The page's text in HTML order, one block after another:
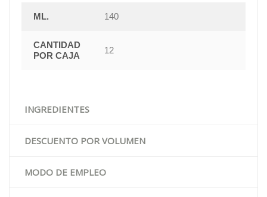
ML. 140
CANTIDAD
POR CAJA
12
INGREDIENTES
DESCUENTO POR VOLUMEN
MODO DE EMPLEO